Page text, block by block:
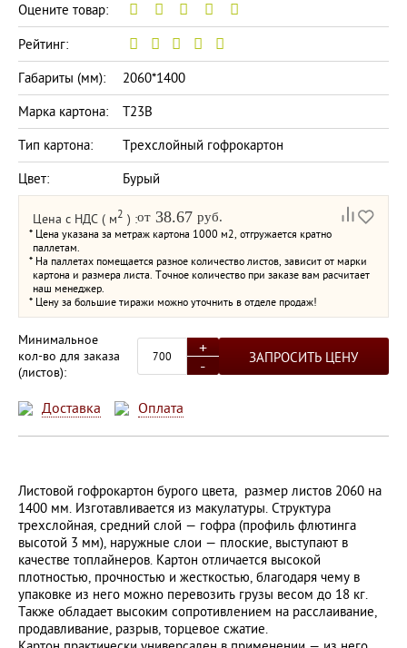
Оцените товар:
Рейтинг:
Габариты (мм):
2060*1400
Марка картона:
Т23В
Тип картона:
Трехслойный гофрокартон
Цвет:
Бурый
Цена с НДС ( м2 ) :от 38.67 руб.
* Цена указана за метраж картона 1000 м2, отгружается кратно
паллетам.
* На паллетах помещается разное количество листов, зависит от марки
картона и размера листа. Точное количество при заказе вам расчитает
наш менеджер.
* Цену за большие тиражи можно уточнить в отделе продаж!
Минимальное
кол-во для заказа
(листов):
+
-
ЗАПРОСИТЬ ЦЕНУ
Доставка Оплата
Листовой гофрокартон бурого цвета, размер листов 2060 на
1400 мм. Изготавливается из макулатуры. Структура
трехслойная, средний слой — гофра (профиль флютинга
высотой 3 мм), наружные слои — плоские, выступают в
качестве топлайнеров. Картон отличается высокой
плотностью, прочностью и жесткостью, благодаря чему в
упаковке из него можно перевозить грузы весом до 18 кг.
Также обладает высоким сопротивлением на расслаивание,
продавливание, разрыв, торцевое сжатие.